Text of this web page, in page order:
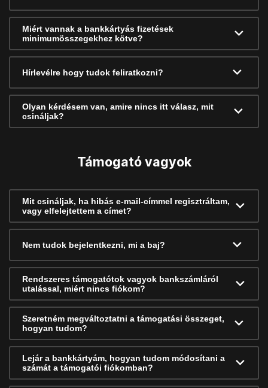
Miért vannak a bankkártyás fizetések
minimumösszegekhez kötve?
Hírlevélre hogy tudok feliratkozni?
Olyan kérdésem van, amire nincs itt válasz, mit
csináljak?
Támogató vagyok
Mit csináljak, ha hibás e-mail-címmel regisztráltam,
vagy elfelejtettem a címet?
Nem tudok bejelentkezni, mi a baj?
Rendszeres támogatótok vagyok bankszámláról
utalással, miért nincs fiókom?
Szeretném megváltoztatni a támogatási összeget,
hogyan tudom?
Lejár a bankkártyám, hogyan tudom módosítani a
számát a támogatói fiókomban?